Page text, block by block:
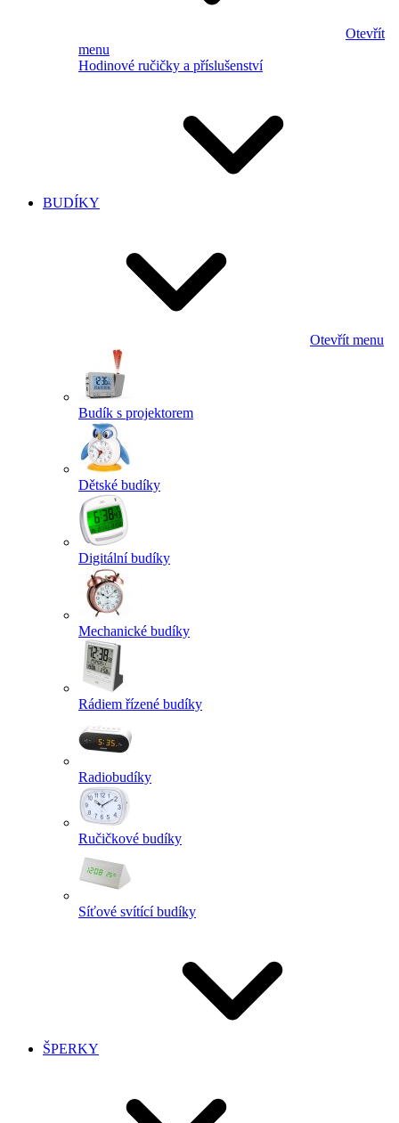
Otevřít
menu
Hodinové ručičky a příslušenství
BUDÍKY
Otevřít menu
Budík s projektorem
Dětské budíky
Digitální budíky
Mechanické budíky
Rádiem řízené budíky
Radiobudíky
Ručičkové budíky
Síťové svítící budíky
ŠPERKY